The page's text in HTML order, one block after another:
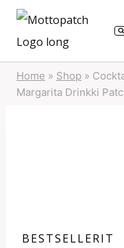
Siirry
Home » Shop »
Margarita Drinkki
BESTSELLERIT